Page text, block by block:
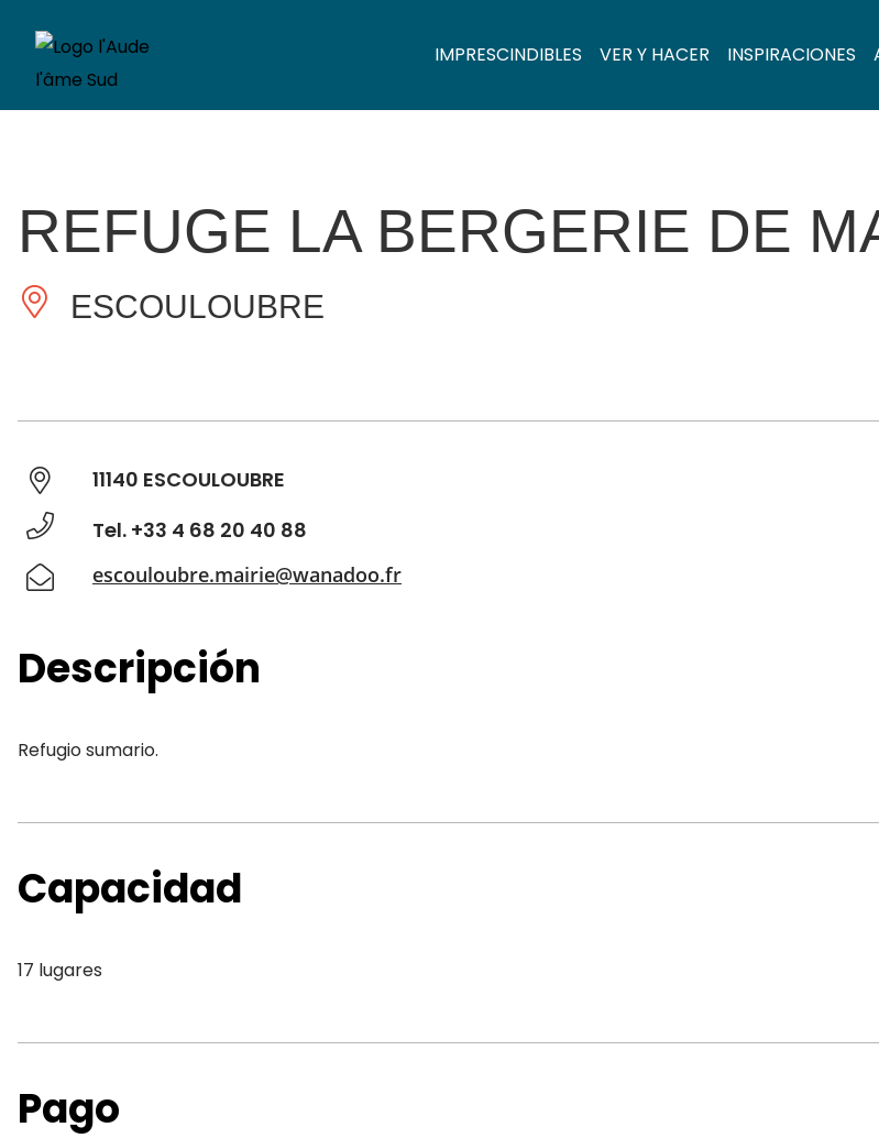
IMPRESCINDIBLES VER Y HACER INSPIRACIONES
REFUGE LA BERGERIE DE
ESCOULOUBRE
11140 ESCOULOUBRE
Tel. +33 4 68 20 40 88
escouloubre.mairie@wanadoo.fr
Descripción
Refugio sumario.
Capacidad
17 lugares
Pago